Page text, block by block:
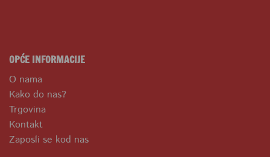
OPĆE INFORMACIJE
O nama
Kako do nas?
Trgovina
Kontakt
Zaposli se kod nas